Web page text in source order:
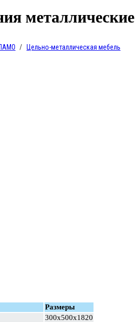
металлические
Цельно-металлическая мебель
Размеры
300х500х1820